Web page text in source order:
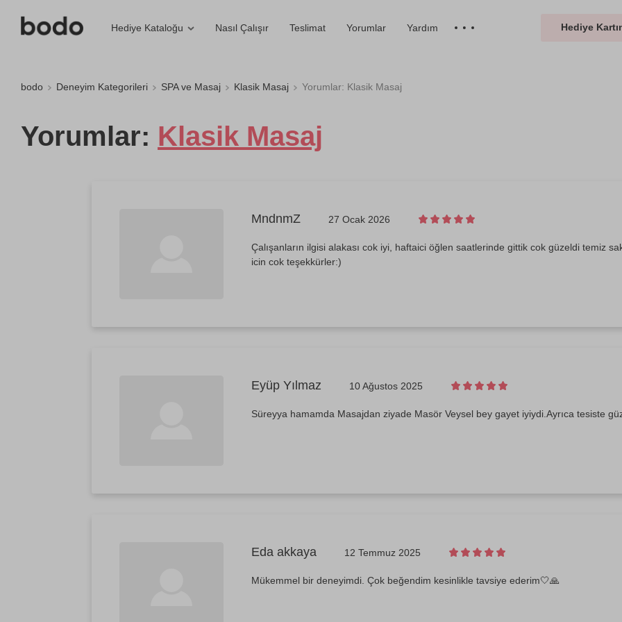
Hediye Kataloğu Nasıl Çalışır Teslimat Yorumlar Yardım Hediye
bodo Deneyim Kategorileri SPA ve Masaj Klasik Masaj Yorumlar: Klasik Masaj
Yorumlar: Klasik Masaj
MndnmZ 27 Ocak 2026
Çalışanların ilgisi alakası cok iyi, haftaici öğlen saatlerinde gittik cok güzeldi temiz
icin cok teşekkürler:)
Eyüp Yılmaz 10 Ağustos 2025
Süreyya hamamda Masajdan ziyade Masör Veysel bey gayet iyiydi.Ayrıca tesiste
Eda akkaya 12 Temmuz 2025
Mükemmel bir deneyimdi. Çok beğendim kesinlikle tavsiye ederim🤍🙏